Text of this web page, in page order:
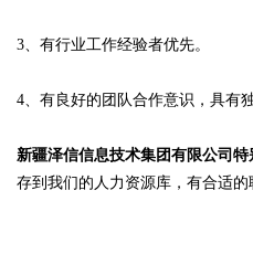
3、有行业工作经验者优先。
4、有良好的团队合作意识，具有
新疆泽信信息技术集团有限公司特
存到我们的人力资源库，有合适的